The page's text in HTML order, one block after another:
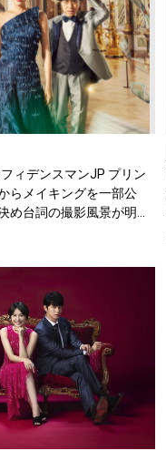
ィデンスマンJP プリン
らメイキングを一部公
め台詞の撮影風景が明ら